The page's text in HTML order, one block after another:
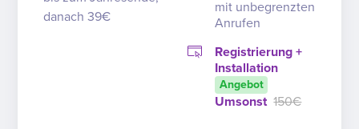
danach 39€
mit unbegrenzten
Anrufen
Registrierung +
Installation
Angebot
Umsonst 150€